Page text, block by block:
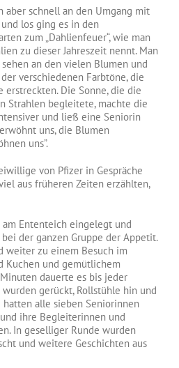
aber schnell an den Umgang mit
los ging es in den
zum „Dahlienfeuer“, wie man
zu dieser Jahreszeit nennt. Man
an den vielen Blumen und
verschiedenen Farbtöne, die
erstreckten. Die Sonne, die die
Strahlen begleitete, machte die
und ließ eine Seniorin
uns, die Blumen
uns”.
von Pfizer in Gespräche
aus früheren Zeiten erzählten,
Ententeich eingelegt und
der ganzen Gruppe der Appetit.
weiter zu einem Besuch im
Kuchen und gemütlichem
dauerte es bis jeder
gerückt, Rollstühle hin und
hatten alle sieben Seniorinnen
ihre Begleiterinnen und
In geselliger Runde wurden
und weitere Geschichten aus